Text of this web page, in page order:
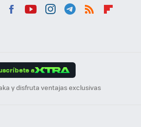
a
y disfruta ventajas exclusivas